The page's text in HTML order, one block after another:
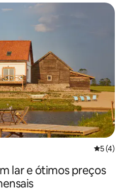
5 de
5 (4)
lar e ótimos preços